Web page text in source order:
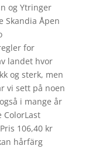
og Ytringer
Skandia Åpen
for
landet hvor
og sterk, men
vi sett på noen
i mange år
ColorLast
106,40 kr
hårfärg